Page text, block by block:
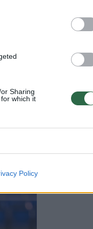
Sharing
which it
Policy